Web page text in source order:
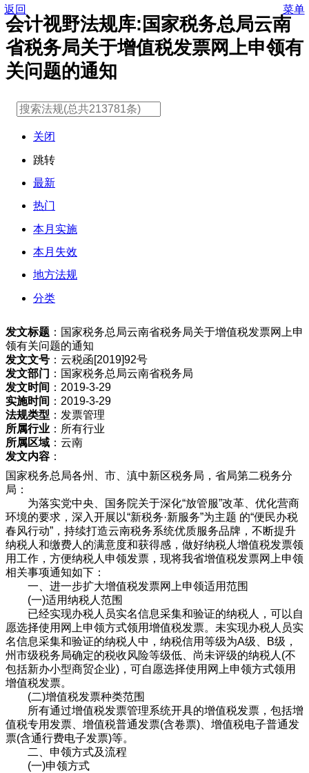
返回
会计视野法规库:国家税务总局云南
省税务局关于增值税发票网上申领有
关问题的通知
菜单
关闭
跳转
最新
热门
本月实施
本月失效
地方法规
分类
发文标题 ：国家税务总局云南省税务局关于增值税发票网上申
领有关问题的通知
发文文号 ：云税函[2019]92号
发文部门 ：国家税务总局云南省税务局
发文时间 ：2019-3-29
实施时间 ：2019-3-29
法规类型 ：发票管理
所属行业 ：所有行业
所属区域 ：云南
发文内容 ：
国家税务总局各州、市、滇中新区税务局，省局第二税务分
局：
为落实党中央、国务院关于深化“放管服”改革、优化营商
环境的要求，深入开展以“新税务·新服务”为主题 的“便民办税
春风行动”，持续打造云南税务系统优质服务品牌，不断提升
纳税人和缴费人的满意度和获得感，做好纳税人增值税发票领
用工作，方便纳税人申领发票，现将我省增值税发票网上申领
相关事项通知如下：
一、进一步扩大增值税发票网上申领适用范围
(一)适用纳税人范围
已经实现办税人员实名信息采集和验证的纳税人，可以自
愿选择使用网上申领方式领用增值税发票。未实现办税人员实
名信息采集和验证的纳税人中，纳税信用等级为A级、B级，
州市级税务局确定的税收风险等级低、尚未评级的纳税人(不
包括新办小型商贸企业)，可自愿选择使用网上申领方式领用
增值税发票。
(二)增值税发票种类范围
所有通过增值税发票管理系统开具的增值税发票，包括增
值税专用发票、增值税普通发票(含卷票)、增值税电子普通发
票(含通行费电子发票)等。
二、申领方式及流程
(一)申领方式